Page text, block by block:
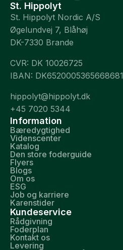
St. Hippolyt
St. Hippolyt Nordic A/S
Øgelundvej 7, Blåhøj
DK-7330 Brande
CVR: DK 10026725
IBAN: DK6520005365668681
hippolyt@hippolyt.dk
+45 7020 5344
Information
Bæredygtighed
Videnscenter
Katalog
Den store foderguide
Flyers
Blogs
Om os
ESG
Job og karriere
Karenstider
Kundeservice
Rådgivning
Foderplan
Kontakt os
Levering